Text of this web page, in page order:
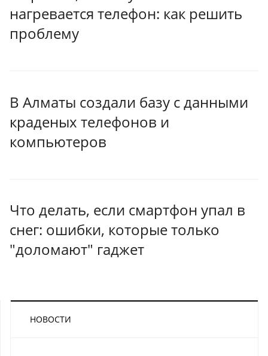
нагревается телефон: как решить
проблему
В Алматы создали базу с данными
краденых телефонов и
компьютеров
Что делать, если смартфон упал в
снег: ошибки, которые только
"доломают" гаджет
НОВОСТИ